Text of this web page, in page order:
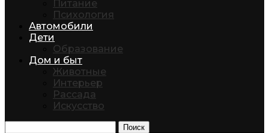
Питание
Психология
Автомобили
Дети
Образование
Дом и быт
Животные
Интерьер
Рассада
Искусство
Поиск